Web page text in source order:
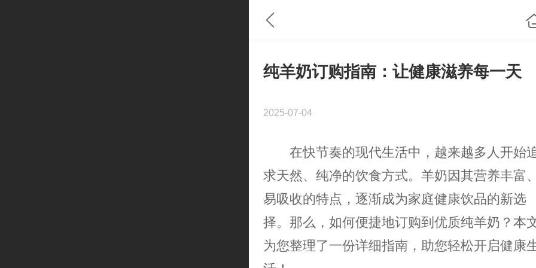
纯羊奶订购指南：让健康滋养每一天
2025-07-04
在快节奏的现代生活中，越来越多人开始
求天然、纯净的饮食方式。羊奶因其营养丰富、
易吸收的特点，逐渐成为家庭健康饮品的新选
择。那么，如何便捷地订购到优质纯羊奶？本
为您整理了一份详细指南，助您轻松开启健康